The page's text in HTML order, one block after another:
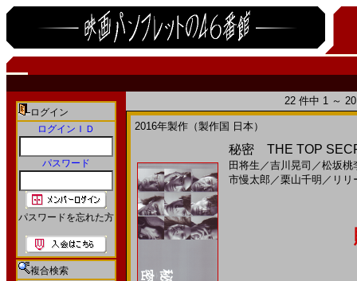
ログイン
ログインＩＤ
パスワード
パスワードを忘れた方
複合検索
22 件中 1 ～
2016年製作（製作国 日本）
秘密 THE TOP
田将生 ／吉川晃司 ／松坂桃
市慢太郎 ／栗山千明 ／ リリ